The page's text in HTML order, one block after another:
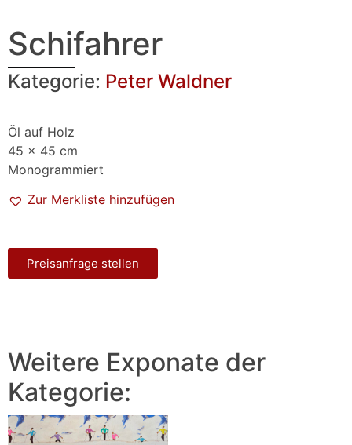
Schifahrer
Kategorie: Peter Waldner
Öl auf Holz
45 x 45 cm
Monogrammiert
Zur Merkliste hinzufügen
Preisanfrage stellen
Weitere Exponate der
Kategorie: